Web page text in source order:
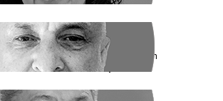
ENDER EREN
Mısır’dan Kanada’ya, Şarm el Şeyh’den
Montreal’e Umutlar Tükeniyor mu?